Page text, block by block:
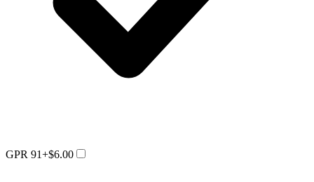
GPR 91+$6.00